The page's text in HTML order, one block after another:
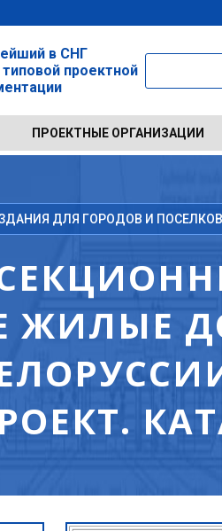
в СНГ
типовой проектной
ПРОЕКТНЫЕ ОРГАНИЗАЦИИ
ДЛЯ ГОРОДОВ И
ЖИЛЫЕ